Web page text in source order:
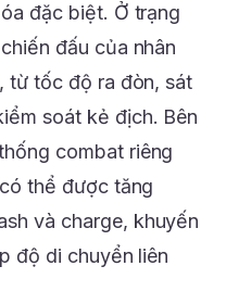
đặc biệt. Ở trạng
đấu của nhân
từ tốc độ ra đòn, sát
soát kẻ địch. Bên
combat riêng
thể được tăng
và charge, khuyến
độ di chuyển liên